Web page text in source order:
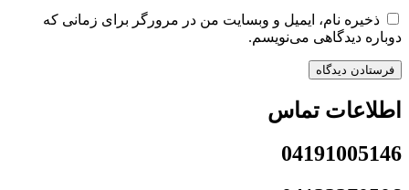
ذخیره نام، ایمیل و وبسایت من در مرورگر برای زمانی که
دوباره دیدگاهی می‌نویسم.
اطلاعات تماس
04191005146